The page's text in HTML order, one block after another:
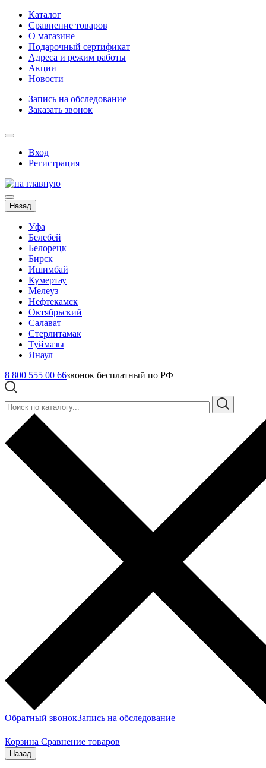
Каталог
Сравнение товаров
О магазине
Подарочный сертификат
Адреса и режим работы
Акции
Новости
Запись на обследование
Заказать звонок
Вход
Регистрация
Назад
Уфа
Белебей
Белорецк
Бирск
Ишимбай
Кумертау
Мелеуз
Нефтекамск
Октябрьский
Салават
Стерлитамак
Туймазы
Янаул
8 800 555 00 66звонок бесплатный по РФ
Обратный звонокЗапись на обследование
Корзина Сравнение товаров
Назад